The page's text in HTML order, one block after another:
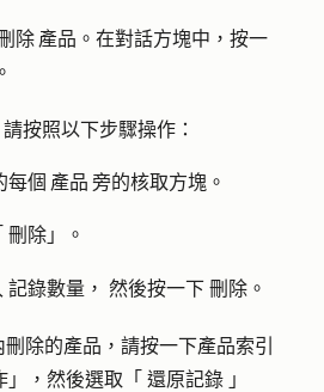
除 產品。在對話方塊中，按一
按照以下步驟操作：
每個 產品 旁的核取方塊。
刪除 」。
記錄數量， 然後按一下 刪除 。
除的產品，請按一下產品索引
」，然後選取「 還原記錄 」